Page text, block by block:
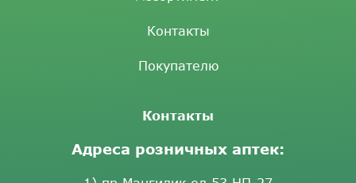
Контакты
Покупателю
Контакты
Адреса розничных аптек: